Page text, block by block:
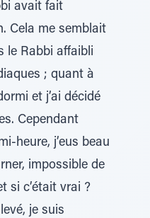
avait fait
Cela me semblait
le Rabbi affaibli
; quant à
et j’ai décidé
Cependant
heure, j’eus beau
impossible de
si c’était vrai ?
je suis